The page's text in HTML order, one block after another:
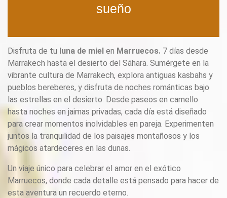
sueño
Disfruta de tu luna de miel en Marruecos. 7 días desde
Marrakech hasta el desierto del Sáhara. Sumérgete en la
vibrante cultura de Marrakech, explora antiguas kasbahs y
pueblos bereberes, y disfruta de noches románticas bajo
las estrellas en el desierto. Desde paseos en camello
hasta noches en jaimas privadas, cada día está diseñado
para crear momentos inolvidables en pareja. Experimenten
juntos la tranquilidad de los paisajes montañosos y los
mágicos atardeceres en las dunas.
Un viaje único para celebrar el amor en el exótico
Marruecos, donde cada detalle está pensado para hacer de
esta aventura un recuerdo eterno.